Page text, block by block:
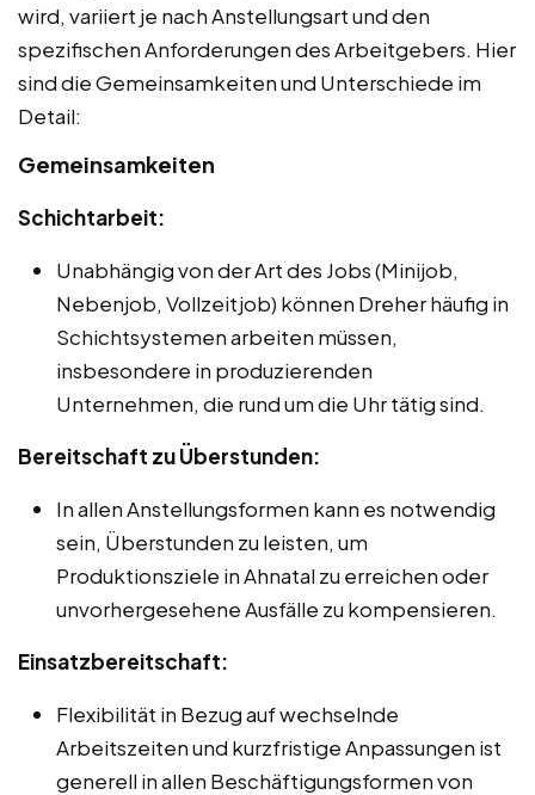
wird, variiert je nach Anstellungsart und den
spezifischen Anforderungen des Arbeitgebers. Hier
sind die Gemeinsamkeiten und Unterschiede im
Detail:
Gemeinsamkeiten
Schichtarbeit:
Unabhängig von der Art des Jobs (Minijob,
Nebenjob, Vollzeitjob) können Dreher häufig in
Schichtsystemen arbeiten müssen,
insbesondere in produzierenden
Unternehmen, die rund um die Uhr tätig sind.
Bereitschaft zu Überstunden:
In allen Anstellungsformen kann es notwendig
sein, Überstunden zu leisten, um
Produktionsziele in Ahnatal zu erreichen oder
unvorhergesehene Ausfälle zu kompensieren.
Einsatzbereitschaft:
Flexibilität in Bezug auf wechselnde
Arbeitszeiten und kurzfristige Anpassungen ist
generell in allen Beschäftigungsformen von